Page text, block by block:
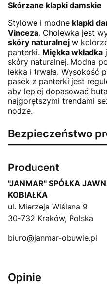
Skórzane klapki damskie
Stylowe i modne klapki
Vinceza. Cholewka jest
skóry naturalnej w
panterki. Miękka wkładka
skóry naturalnej. Modna
lekka i trwała. Wysokość
pasek z panterki jest
aby lepiej dopasować
najgorętszymi trendami
nodze.
Bezpieczeństwo
Producent
"JANMAR" SPÓŁKA
KOBIAŁKA
ul. Mierzeja Wiślana 9
30-732 Kraków, Polska
biuro@janmar-obuwie.pl
Opinie